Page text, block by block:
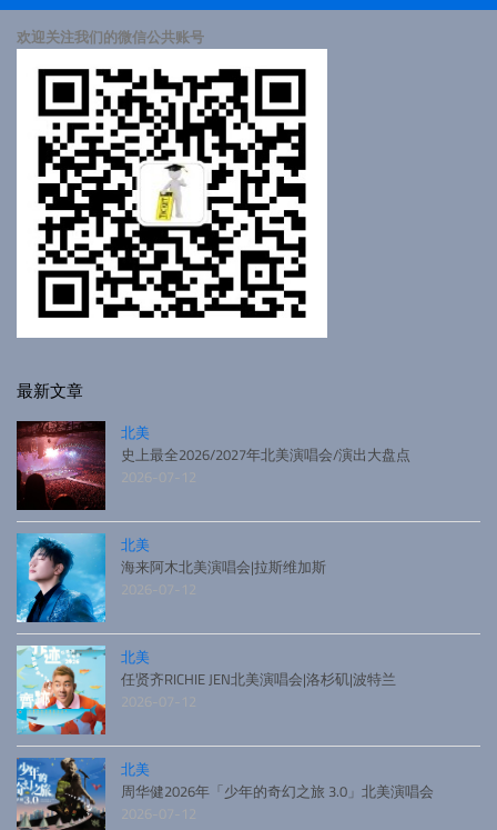
欢迎关注我们的微信公共账号
最新文章
北美
史上最全2026/2027年北美演唱会/演出大盘点
2026-07-12
北美
海来阿木北美演唱会|拉斯维加斯
2026-07-12
北美
任贤齐RICHIE JEN北美演唱会|洛杉矶|波特兰
2026-07-12
北美
周华健2026年「少年的奇幻之旅 3.0」北美演唱会
2026-07-12